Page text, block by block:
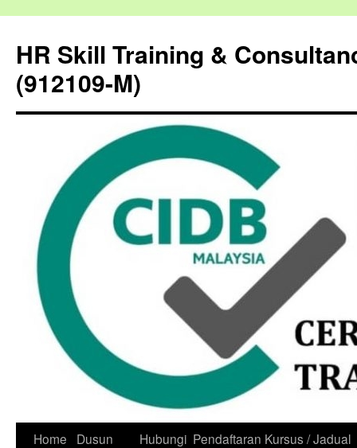
HR Skill Training &
(912109-M)
Skip
Home
Dusun
Hubungi Pendaftaran Kursus / Jadual